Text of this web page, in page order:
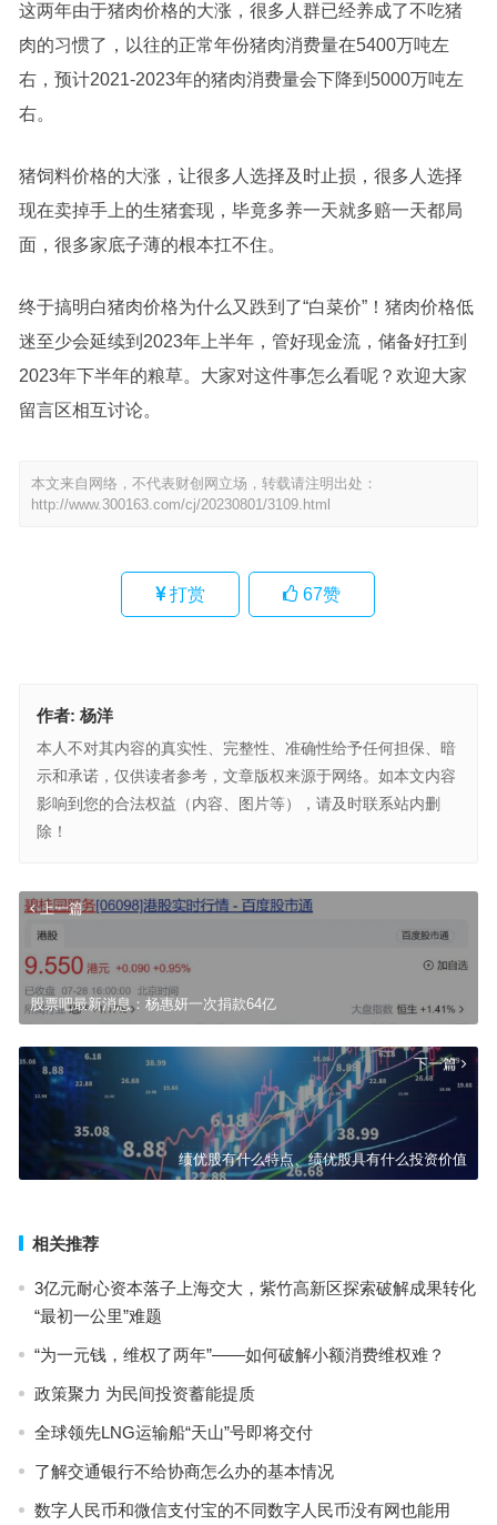
这两年由于猪肉价格的大涨，很多人群已经养成了不吃猪
肉的习惯了，以往的正常年份猪肉消费量在5400万吨左
右，预计2021-2023年的猪肉消费量会下降到5000万吨左
右。
猪饲料价格的大涨，让很多人选择及时止损，很多人选择
现在卖掉手上的生猪套现，毕竟多养一天就多赔一天都局
面，很多家底子薄的根本扛不住。
终于搞明白猪肉价格为什么又跌到了“白菜价”！猪肉价格低
迷至少会延续到2023年上半年，管好现金流，储备好扛到
2023年下半年的粮草。大家对这件事怎么看呢？欢迎大家
留言区相互讨论。
本文来自网络，不代表财创网立场，转载请注明出处：
http://www.300163.com/cj/20230801/3109.html
打赏 67赞
作者: 杨洋
本人不对其内容的真实性、完整性、准确性给予任何担保、暗
示和承诺，仅供读者参考，文章版权来源于网络。如本文内容
影响到您的合法权益（内容、图片等），请及时联系站内删
除！
上一篇
股票吧最新消息：杨惠妍一次捐款64亿
下一篇
绩优股有什么特点、绩优股具有什么投资价值
相关推荐
3亿元耐心资本落子上海交大，紫竹高新区探索破解成果转化
“最初一公里”难题
“为一元钱，维权了两年”——如何破解小额消费维权难？
政策聚力 为民间投资蓄能提质
全球领先LNG运输船“天山”号即将交付
了解交通银行不给协商怎么办的基本情况
数字人民币和微信支付宝的不同数字人民币没有网也能用